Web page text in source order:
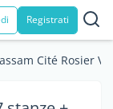
Registrati
Cité Rosier